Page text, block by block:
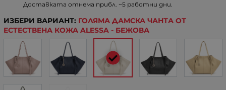
Доставката отнема прибл. ~5 работни дни.
ИЗБЕРИ ВАРИАНТ: ГОЛЯМА ДАМСКА ЧАНТА ОТ
ЕСТЕСТВЕНА КОЖА ALESSA - БЕЖОВА